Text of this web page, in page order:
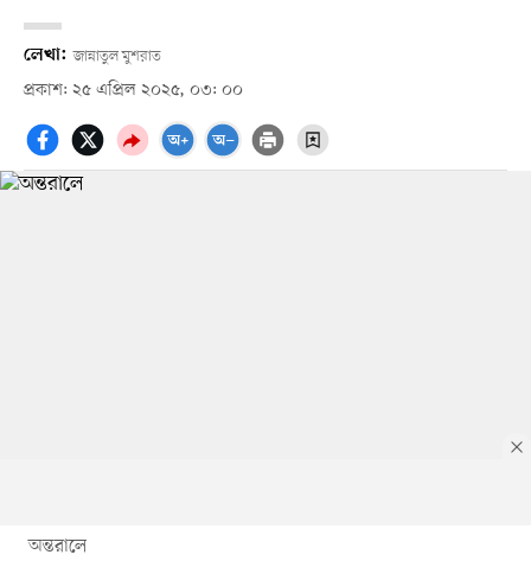
লেখা: জান্নাতুল মুশরাত
প্রকাশ: ২৫ এপ্রিল ২০২৫, ০৩: ০০
অন্তরালে